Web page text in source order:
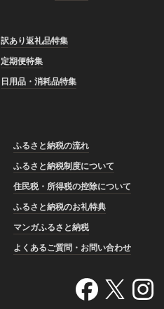
訳あり返礼品特集
定期便特集
日用品・消耗品特集
ふるさと納税の流れ
ふるさと納税制度について
住民税・所得税の控除について
ふるさと納税のお礼特典
マンガふるさと納税
よくあるご質問・お問い合わせ